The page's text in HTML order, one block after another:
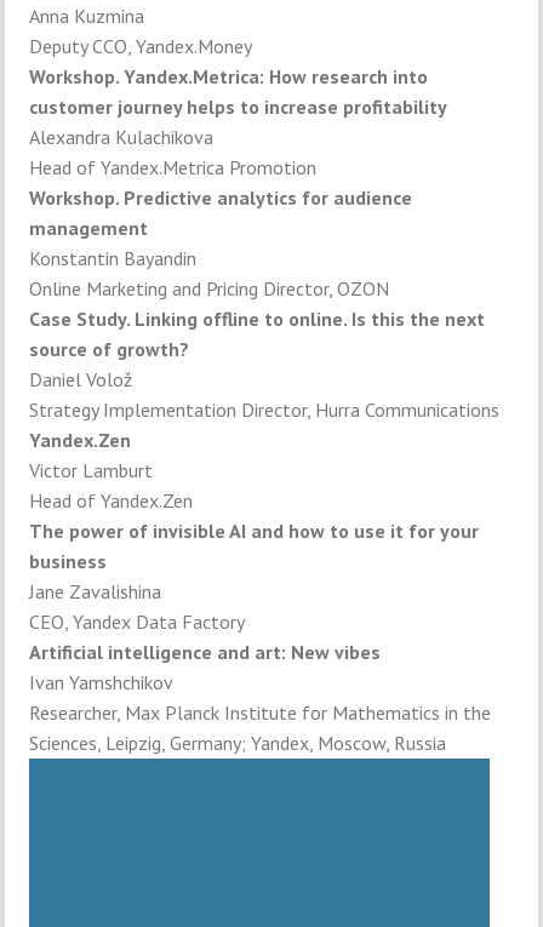
Anna Kuzmina
Deputy CCO, Yandex.Money
Workshop. Yandex.Metrica: How research into
customer journey helps to increase profitability
Alexandra Kulachikova
Head of Yandex.Metrica Promotion
Workshop. Predictive analytics for audience
management
Konstantin Bayandin
Online Marketing and Pricing Director, OZON
Case Study. Linking offline to online. Is this the next
source of growth?
Daniel Volož
Strategy Implementation Director, Hurra Communications
Yandex.Zen
Victor Lamburt
Head of Yandex.Zen
The power of invisible AI and how to use it for your
business
Jane Zavalishina
CEO, Yandex Data Factory
Artificial intelligence and art: New vibes
Ivan Yamshchikov
Researcher, Max Planck Institute for Mathematics in the
Sciences, Leipzig, Germany; Yandex, Moscow, Russia